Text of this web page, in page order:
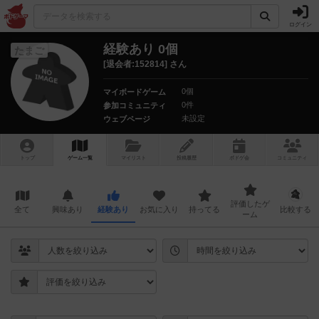
ログイン
たまご 経験あり 0個
[退会者:152814] さん
マイボードゲーム
0個
参加コミュニティ
0件
ウェブページ
未設定
トップ ゲーム一覧 マイリスト 投稿履歴 ボ ドゲ コミュニティ
全て 興味あり 経験あり お気に入り 持ってる
評価したゲ
ーム
比較する